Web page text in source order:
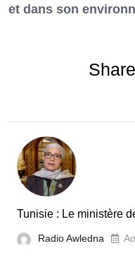
et dans son
Tunisie : Le ministère
Radio Awledna